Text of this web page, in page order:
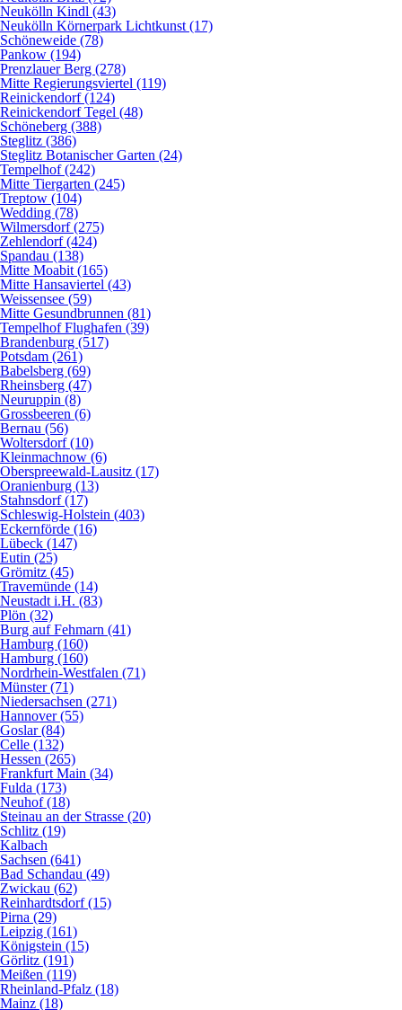
Neukölln Kindl (43)
Neukölln Körnerpark Lichtkunst (17)
Schöneweide (78)
Pankow (194)
Prenzlauer Berg (278)
Mitte Regierungsviertel (119)
Reinickendorf (124)
Reinickendorf Tegel (48)
Schöneberg (388)
Steglitz (386)
Steglitz Botanischer Garten (24)
Tempelhof (242)
Mitte Tiergarten (245)
Treptow (104)
Wedding (78)
Wilmersdorf (275)
Zehlendorf (424)
Spandau (138)
Mitte Moabit (165)
Mitte Hansaviertel (43)
Weissensee (59)
Mitte Gesundbrunnen (81)
Tempelhof Flughafen (39)
Brandenburg (517)
Potsdam (261)
Babelsberg (69)
Rheinsberg (47)
Neuruppin (8)
Grossbeeren (6)
Bernau (56)
Woltersdorf (10)
Kleinmachnow (6)
Oberspreewald-Lausitz (17)
Oranienburg (13)
Stahnsdorf (17)
Schleswig-Holstein (403)
Eckernförde (16)
Lübeck (147)
Eutin (25)
Grömitz (45)
Travemünde (14)
Neustadt i.H. (83)
Plön (32)
Burg auf Fehmarn (41)
Hamburg (160)
Hamburg (160)
Nordrhein-Westfalen (71)
Münster (71)
Niedersachsen (271)
Hannover (55)
Goslar (84)
Celle (132)
Hessen (265)
Frankfurt Main (34)
Fulda (173)
Neuhof (18)
Steinau an der Strasse (20)
Schlitz (19)
Kalbach
Sachsen (641)
Bad Schandau (49)
Zwickau (62)
Reinhardtsdorf (15)
Pirna (29)
Leipzig (161)
Königstein (15)
Görlitz (191)
Meißen (119)
Rheinland-Pfalz (18)
Mainz (18)